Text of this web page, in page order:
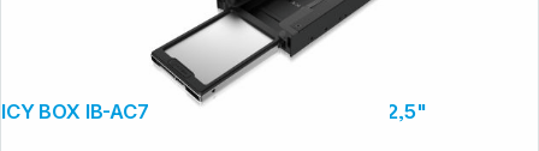
ICY BOX IB-AC729 Bauhöhe-Adapter für 2,5"